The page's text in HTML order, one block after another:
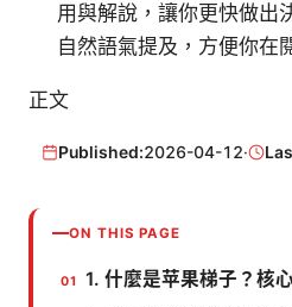
用與解說，讓你更快做出
自然語氣提及，方便你在
正文
Published:2026-04-12·
ON THIS PAGE
1. 什麼是苹果梯子？核